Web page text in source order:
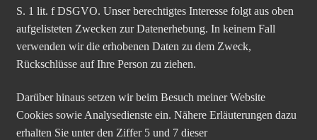
S. 1 lit. f DSGVO. Unser berechtigtes Interesse folgt aus oben
aufgelisteten Zwecken zur Datenerhebung. In keinem Fall
verwenden wir die erhobenen Daten zu dem Zweck,
Rückschlüsse auf Ihre Person zu ziehen.
Darüber hinaus setzen wir beim Besuch meiner Website
Cookies sowie Analysedienste ein. Nähere Erläuterungen dazu
erhalten Sie unter den Ziffer 5 und 7 dieser